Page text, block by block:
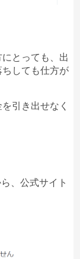
とっても、出
しても仕方が
引き出せなく
、公式サイト